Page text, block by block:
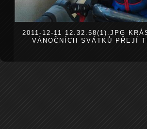
2011-12-11 12.32.58(1).JPG
VÁNOČNÍCH SVÁTKŮ PŘEJÍ